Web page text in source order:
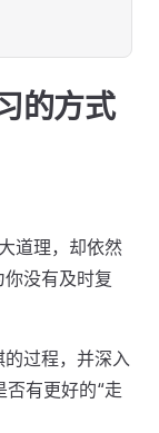
的方式
道理，却依然
没有及时复
过程，并深入
有更好的“走